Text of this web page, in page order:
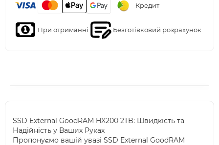
Кредит
При отриманні Безготівковий розрахунок
SSD External GoodRAM HX200 2TB: Швидкість та
Надійність у Ваших Руках
Пропонуємо вашій увазі SSD External GoodRAM